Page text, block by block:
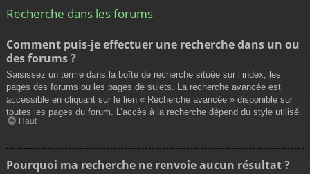
Recherche dans les forums
Comment puis-je effectuer une recherche dans un ou
des forums ?
Saisissez un terme dans la boîte de recherche située sur l’index, les
pages des forums ou les pages de sujets. La recherche avancée est
accessible en cliquant sur le lien « Recherche avancée » disponible sur
toutes les pages du forum. L’accès à la recherche dépend du style utilisé.
Haut
Pourquoi ma recherche ne renvoie aucun résultat ?